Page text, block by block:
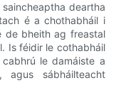
deartha
é a chothabháil i
de bheith ag freastal
Is féidir le cothabháil
le damáiste a
sábháilteacht